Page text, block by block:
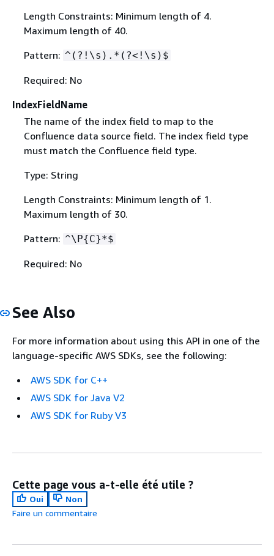
Length Constraints: Minimum length of 4.
Maximum length of 40.
Pattern: ^(?!\s).*(?<!\s)$
Required: No
IndexFieldName
The name of the index field to map to the
Confluence data source field. The index field type
must match the Confluence field type.
Type: String
Length Constraints: Minimum length of 1.
Maximum length of 30.
Pattern: ^\P{C}*$
Required: No
See Also
For more information about using this API in one of the
language-specific AWS SDKs, see the following:
AWS SDK for C++
AWS SDK for Java V2
AWS SDK for Ruby V3
Cette page vous a-t-elle été utile ?
Oui
Non
Faire un commentaire